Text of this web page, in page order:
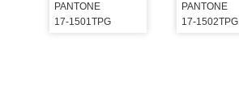
PANTONE
17-1501TPG
PANTONE
17-1502TPG